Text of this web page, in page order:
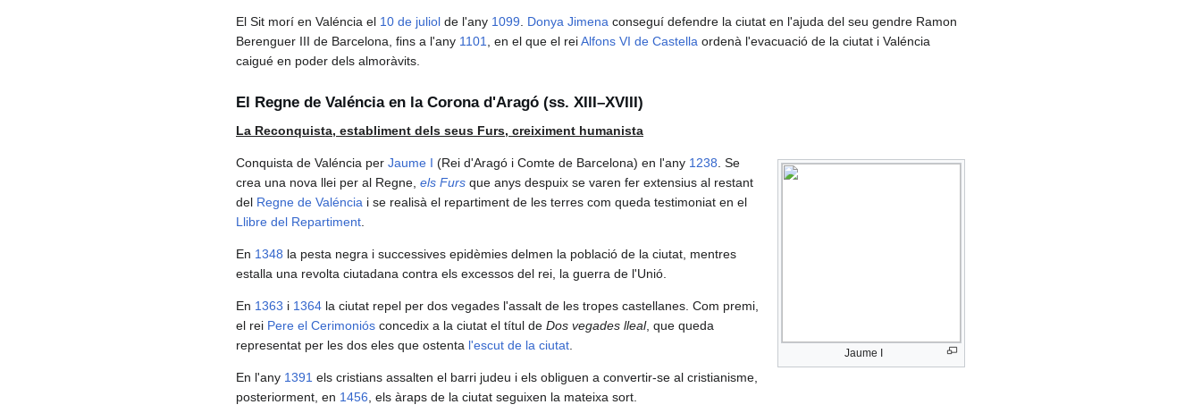
El Sit morí en Valéncia el 10 de juliol de l'any 1099 Donya Jimena conseguí defendre la ciutat en l'ajuda del seu gendre Ramon
Berenguer III de Barcelona, fins a l'any 1101 , en el que el reiAlfons VI de Castella ordenà l'evacuació de la ciutat i Valéncia
caigué en poder dels almoràvits.
El Regne de Valéncia en la Corona d'Aragó (ss. XIII–XVIII)
La Reconquista, establiment dels seus Furs, creiximent humanista
Jaume I
Conquista de Valéncia per Jaume I (Rei d'Aragó i Comte de Barcelona) en l'any 1238 . Se
crea una nova llei per al Regne, els Furs que anys despuix se varen fer extensius al restant
del Regne de Valéncia i se realisà el repartiment de les terres com queda testimoniat en el
Llibre del Repartiment
En 1348 la pesta negra i successives epidèmies delmen la població de la ciutat, mentres
estalla una revolta ciutadana contra els excessos del rei, la guerra de l'Unió.
En 1363 i 1364 la ciutat repel per dos vegades l'assalt de les tropes castellanes. Com premi,
el rei Pere el Cerimoniós concedix a la ciutat el títul de Dos vegades lleal, que queda
representat per les dos eles que ostenta l'escut de la ciutat
En l'any 1391 els cristians assalten el barri judeu i els obliguen a convertir-se al cristianisme,
posteriorment, en 1456 , els àraps de la ciutat seguixen la mateixa sort.